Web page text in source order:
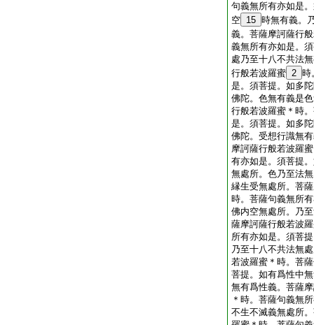
句義無所有亦如是
空 15 時無有義。
義。菩薩摩訶薩行
義無所有亦如是。
處乃至十八不共法
行般若波羅蜜 2 時
是。須菩提。如多
佛陀。色無有義是
行般若波羅蜜＊時
是。須菩提。如多
佛陀。受想行識無
摩訶薩行般若波羅
有亦如是。須菩提
無處所。色乃至法
縁生受無處所。菩
時。菩薩句義無所
佛内空無處所。乃
薩摩訶薩行般若波
所有亦如是。須菩
乃至十八不共法無
若波羅蜜＊時。菩
菩提。如有爲性中
無有爲性義。菩薩
＊時。菩薩句義無
不生不滅義無處所